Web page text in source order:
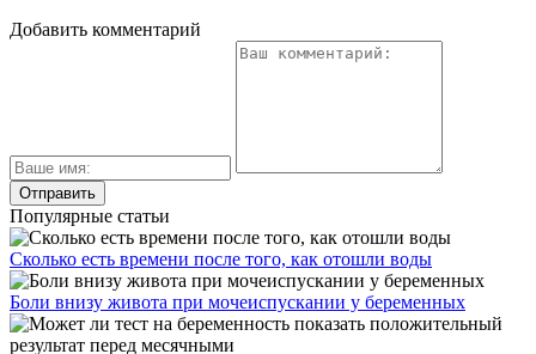
Добавить комментарий
Популярные статьи
Сколько есть времени после того, как отошли воды
Боли внизу живота при мочеиспускании у беременных